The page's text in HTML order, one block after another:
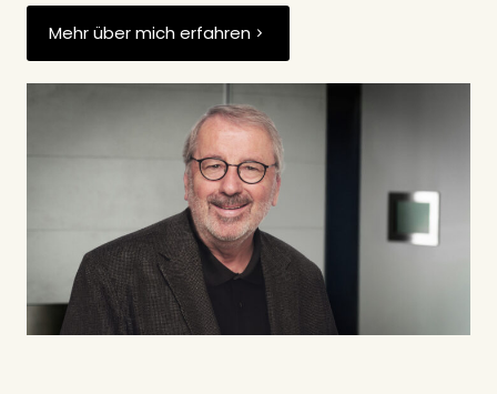
Mehr über mich erfahren